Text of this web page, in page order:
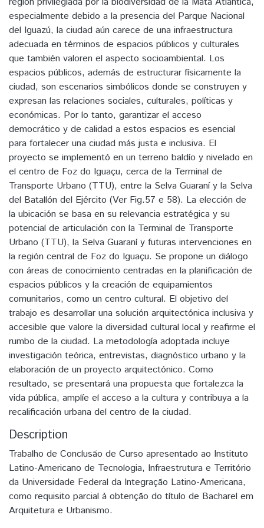
especialmente debido a la presencia del Parque Nacional
del Iguazú, la ciudad aún carece de una infraestructura
adecuada en términos de espacios públicos y culturales
que también valoren el aspecto socioambiental. Los
espacios públicos, además de estructurar físicamente la
ciudad, son escenarios simbólicos donde se construyen y
expresan las relaciones sociales, culturales, políticas y
económicas. Por lo tanto, garantizar el acceso
democrático y de calidad a estos espacios es esencial
para fortalecer una ciudad más justa e inclusiva. El
proyecto se implementó en un terreno baldío y nivelado en
el centro de Foz do Iguaçu, cerca de la Terminal de
Transporte Urbano (TTU), entre la Selva Guaraní y la Selva
del Batallón del Ejército (Ver Fig.57 e 58). La elección de
la ubicación se basa en su relevancia estratégica y su
potencial de articulación con la Terminal de Transporte
Urbano (TTU), la Selva Guaraní y futuras intervenciones en
la región central de Foz do Iguaçu. Se propone un diálogo
con áreas de conocimiento centradas en la planificación de
espacios públicos y la creación de equipamientos
comunitarios, como un centro cultural. El objetivo del
trabajo es desarrollar una solución arquitectónica inclusiva y
accesible que valore la diversidad cultural local y reafirme el
rumbo de la ciudad. La metodología adoptada incluye
investigación teórica, entrevistas, diagnóstico urbano y la
elaboración de un proyecto arquitectónico. Como
resultado, se presentará una propuesta que fortalezca la
vida pública, amplíe el acceso a la cultura y contribuya a la
recalificación urbana del centro de la ciudad.
Description
Trabalho de Conclusão de Curso apresentado ao Instituto
Latino-Americano de Tecnologia, Infraestrutura e Território
da Universidade Federal da Integração Latino-Americana,
como requisito parcial à obtenção do título de Bacharel em
Arquitetura e Urbanismo.